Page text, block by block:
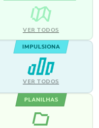
VER TODOS
IMPULSIONA
VER TODOS
PLANILHAS